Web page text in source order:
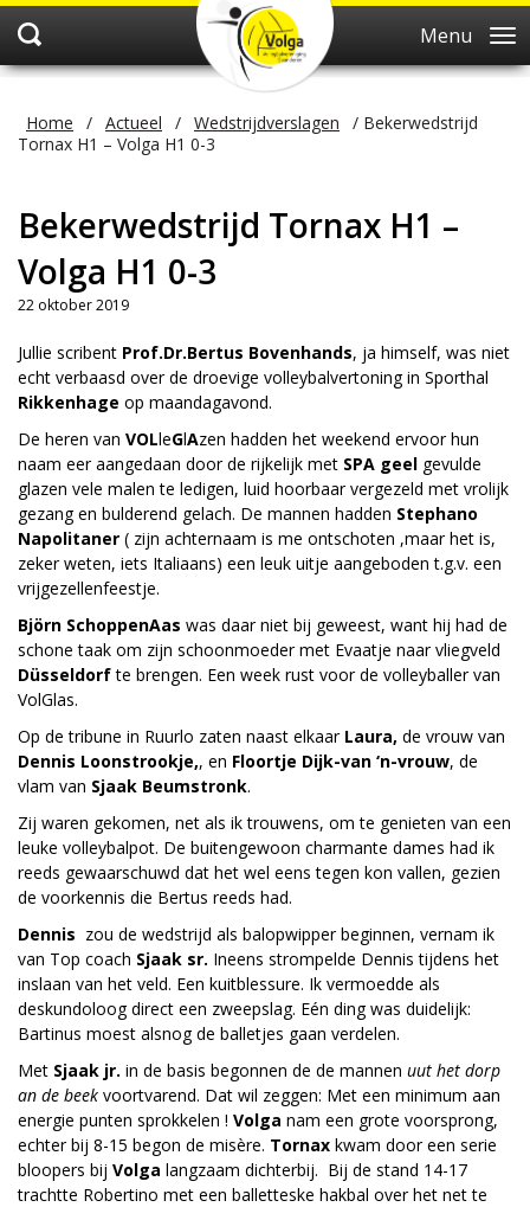
Menu
Home / Actueel / Wedstrijdverslagen / Bekerwedstrijd
Tornax H1 – Volga H1 0-3
Bekerwedstrijd Tornax H1 –
Volga H1 0-3
22 oktober 2019
Jullie scribent Prof.Dr.Bertus Bovenhands, ja himself, was niet
echt verbaasd over de droevige volleybalvertoning in Sporthal
Rikkenhage op maandagavond.
De heren van VOLleGlAzen hadden het weekend ervoor hun
naam eer aangedaan door de rijkelijk met SPA geel gevulde
glazen vele malen te ledigen, luid hoorbaar vergezeld met vrolijk
gezang en bulderend gelach. De mannen hadden Stephano
Napolitaner ( zijn achternaam is me ontschoten ,maar het is,
zeker weten, iets Italiaans) een leuk uitje aangeboden t.g.v. een
vrijgezellenfeestje.
Björn SchoppenAas was daar niet bij geweest, want hij had de
schone taak om zijn schoonmoeder met Evaatje naar vliegveld
Düsseldorfte brengen. Een week rust voor de volleyballer van
VolGlas.
Op de tribune in Ruurlo zaten naast elkaar Laura, de vrouw van
Dennis Loonstrookje,, en Floortje Dijk-van ‘n-vrouw, de
vlam van Sjaak Beumstronk.
Zij waren gekomen, net als ik trouwens, om te genieten van een
leuke volleybalpot. De buitengewoon charmante dames had ik
reeds gewaarschuwd dat het wel eens tegen kon vallen, gezien
de voorkennis die Bertus reeds had.
Dennis zou de wedstrijd als balopwipper beginnen, vernam ik
van Top coach Sjaak sr. Ineens strompelde Dennis tijdens het
inslaan van het veld. Een kuitblessure. Ik vermoedde als
deskundoloog direct een zweepslag. Eén ding was duidelijk:
Bartinus moest alsnog de balletjes gaan verdelen.
Met Sjaak jr. in de basis begonnen de de mannen uut het dorp
an de beek voortvarend. Dat wil zeggen: Met een minimum aan
energie punten sprokkelen ! Volga nam een grote voorsprong,
echter bij 8-15 begon de misère. Tornax kwam door een serie
bloopers bij Volga langzaam dichterbij. Bij de stand 14-17
trachtte Robertino met een balletteske hakbal over het net te